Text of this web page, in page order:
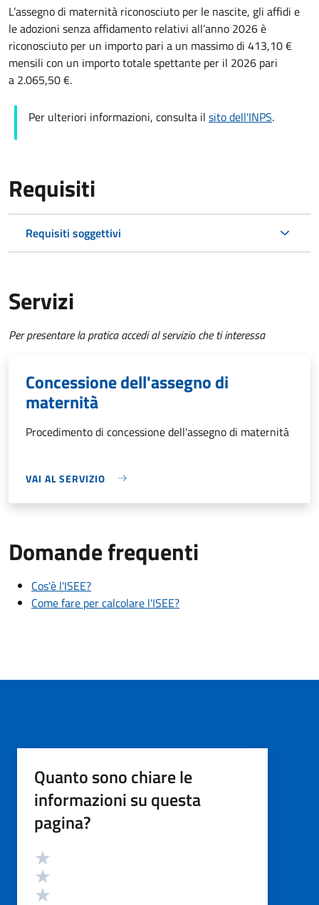
L’assegno di maternità riconosciuto per le nascite, gli affidi e
le adozioni senza affidamento relativi all’anno 2026 è
riconosciuto per un importo pari a un massimo di 413,10 €
mensili con un importo totale spettante per il 2026 pari
a 2.065,50 €.
Per ulteriori informazioni, consulta il sito dell'INPS.
Requisiti
Requisiti soggettivi
Servizi
Per presentare la pratica accedi al servizio che ti interessa
Concessione dell'assegno di
maternità
Procedimento di concessione dell'assegno di maternità
VAI AL SERVIZIO
Domande frequenti
Cos'è l'ISEE?
Come fare per calcolare l'ISEE?
Quanto sono chiare le
informazioni su questa
pagina?
Valutazione